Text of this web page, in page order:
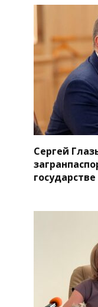
Сергей
государстве